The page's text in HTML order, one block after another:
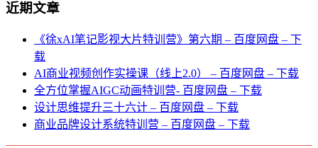
近期文章
《徐xAI笔记影视大片特训营》第六期 – 百度网盘 – 下
载
AI商业视频创作实操课（线上2.0） – 百度网盘 – 下载
全方位掌握AIGC动画特训营- 百度网盘 – 下载
设计思维提升三十六计 – 百度网盘 – 下载
商业品牌设计系统特训营 – 百度网盘 – 下载